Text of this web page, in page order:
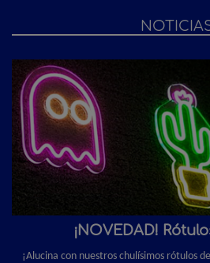
¡NOVEDAD!
¡Alucina con nuestros chulísimos rótulos